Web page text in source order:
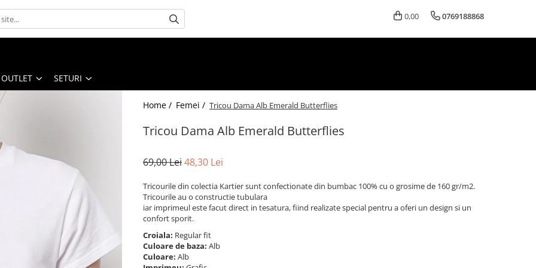
0,00 0769188868
OUTLET SETURI
Home / Femei / Tricou Dama Alb Emerald Butterflies
Tricou Dama Alb Emerald Butterflies
69,00 Lei48,30 Lei
Tricourile din colectia Kartier sunt confectionate din bumbac 100% cu o grosime de 160 gr/m2.
Tricourile au o constructie tubulara
iar imprimeul este facut direct in tesatura, fiind realizate special pentru a oferi un design si un
confort sporit.
Croiala: Regular fit
Culoare de baza: Alb
Culoare: Alb